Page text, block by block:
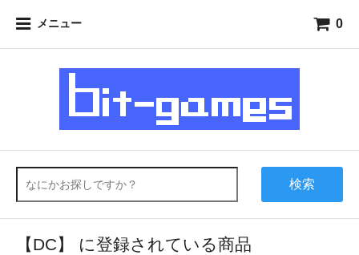
メニュー 0
検索
【DC】 に登録されている商品